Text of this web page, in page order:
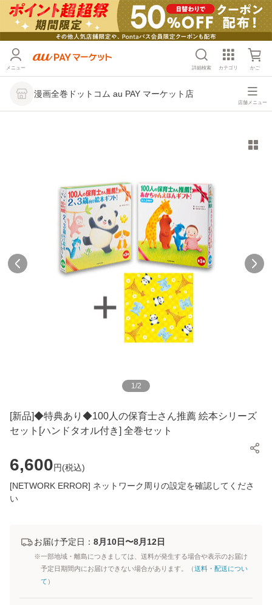
メニュー 詳細検索 カテゴリ かご
漫画全巻ドットコム au PAY マーケット店
店舗メニュー
1/2
[新品]◆特典あり◆100人の保育士さん推薦 絵本シリーズ
セット[ハンドタオル付き] 全巻セット
6,600円(税込)
[NETWORK ERROR] ネットワーク周りの設定を確認してくださ
い
お届け予定日： 8月10日〜8月12日
※一部地域・離島につきましては、送料が発生する場合や表示のお届け
予定日期間内にお届けできない場合があります。（送料・配送につい
て ）